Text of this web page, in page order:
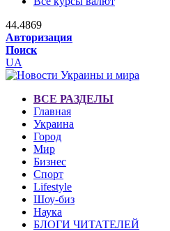
44.4869
Авторизация
Поиск
UA
ВСЕ РАЗДЕЛЫ
Главная
Украина
Город
Мир
Бизнес
Спорт
Lifestyle
Шоу-биз
Наука
БЛОГИ ЧИТАТЕЛЕЙ